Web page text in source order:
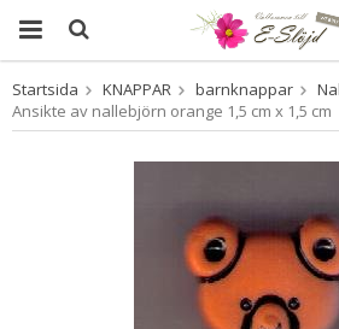
Produkten har blivit tillagd i
Startsida KNAPPAR barnknappar
Ansikte av nallebjörn orange 1,5 cm x 1,5 cm